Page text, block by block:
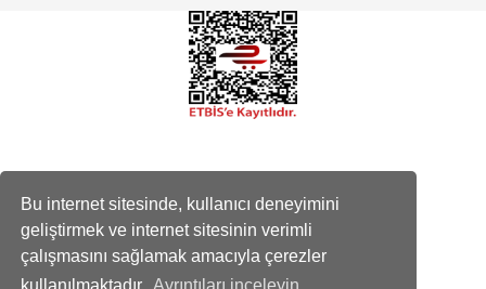
Bu internet sitesinde, kullanıcı deneyimini
geliştirmek ve internet sitesinin verimli
çalışmasını sağlamak amacıyla çerezler